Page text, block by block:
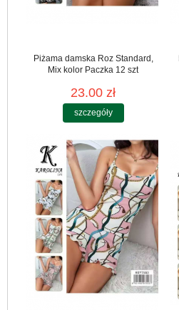
Piżama damska Roz Standard,
Mix kolor Paczka 12 szt
23.00 zł
szczegóły